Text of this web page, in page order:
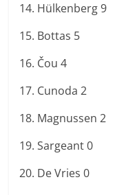
14. Hülkenberg 9
15. Bottas 5
16. Čou 4
17. Cunoda 2
18. Magnussen 2
19. Sargeant 0
20. De Vries 0